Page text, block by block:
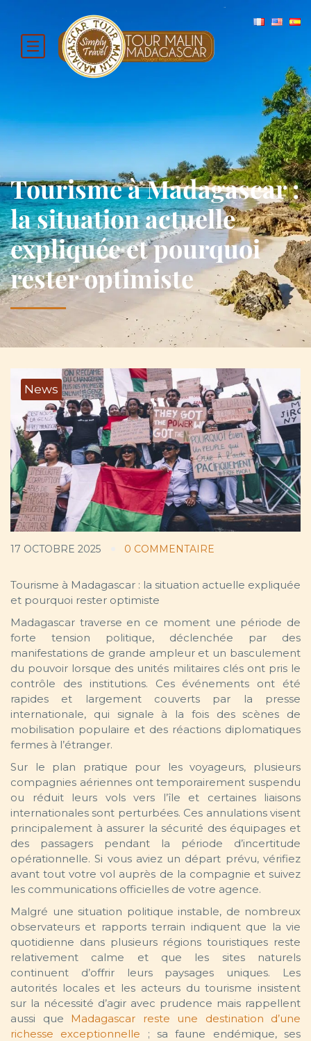
Tourisme à Madagascar :
la situation actuelle
expliquée et pourquoi
rester optimiste
News
17 OCTOBRE 2025 0 COMMENTAIRE
Tourisme à Madagascar : la situation actuelle expliquée
et pourquoi rester optimiste
Madagascar traverse en ce moment une période de
forte tension politique, déclenchée par des
manifestations de grande ampleur et un basculement
du pouvoir lorsque des unités militaires clés ont pris le
contrôle des institutions. Ces événements ont été
rapides et largement couverts par la presse
internationale, qui signale à la fois des scènes de
mobilisation populaire et des réactions diplomatiques
fermes à l’étranger.
Sur le plan pratique pour les voyageurs, plusieurs
compagnies aériennes ont temporairement suspendu
ou réduit leurs vols vers l’île et certaines liaisons
internationales sont perturbées. Ces annulations visent
principalement à assurer la sécurité des équipages et
des passagers pendant la période d’incertitude
opérationnelle. Si vous aviez un départ prévu, vérifiez
avant tout votre vol auprès de la compagnie et suivez
les communications officielles de votre agence.
Malgré une situation politique instable, de nombreux
observateurs et rapports terrain indiquent que la vie
quotidienne dans plusieurs régions touristiques reste
relativement calme et que les sites naturels
continuent d’offrir leurs paysages uniques. Les
autorités locales et les acteurs du tourisme insistent
sur la nécessité d’agir avec prudence mais rappellent
aussi que Madagascar reste une destination d’une
richesse exceptionnelle ; sa faune endémique, ses